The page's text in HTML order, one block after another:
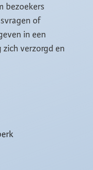
bezoekers
of
in een
verzorgd en